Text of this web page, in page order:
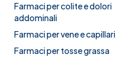
Farmaci per colite e dolori
addominali
Farmaci per vene e capillari
Farmaci per tosse grassa